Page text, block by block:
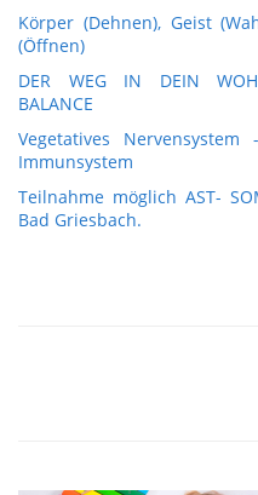
Körper (Dehnen), Geist
(Öffnen)
DER WEG IN DEIN
BALANCE
Vegetatives
Immunsystem
Teilnahme möglich AST-
Bad Griesbach.